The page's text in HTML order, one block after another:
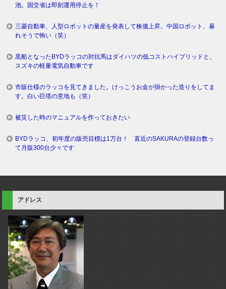
池。国交省は即刻運用停止を！
三菱自動車、人型ロボットの量産を発表して株価上昇。中国ロボット、暴
れそうで怖い（笑）
黒船となったBYDラッコの対抗馬はダイハツの低コストハイブリッドと、
スズキの軽量電気自動車です
市販仕様のラッコを見てきました。けっこうお金が掛かった造りをしてま
す。白い巨塔の意地も（笑）
被災した時のマニュアルを作っておきたい
BYDラッコ、初年度の販売目標は1万台！ 直近のSAKURAの登録台数っ
て月販300台少々です
アドレス